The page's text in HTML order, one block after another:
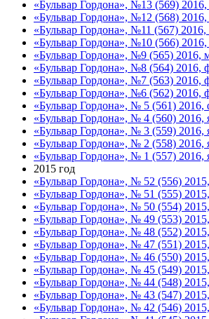
«Бульвар Гордона», №13 (569) 2016,
«Бульвар Гордона», №12 (568) 2016,
«Бульвар Гордона», №11 (567) 2016,
«Бульвар Гордона», №10 (566) 2016,
«Бульвар Гордона», №9 (565) 2016,
«Бульвар Гордона», №8 (564) 2016,
«Бульвар Гордона», №7 (563) 2016,
«Бульвар Гордона», №6 (562) 2016,
«Бульвар Гордона», № 5 (561) 2016,
«Бульвар Гордона», № 4 (560) 2016,
«Бульвар Гордона», № 3 (559) 2016,
«Бульвар Гордона», № 2 (558) 2016,
«Бульвар Гордона», № 1 (557) 2016,
2015 год
«Бульвар Гордона», № 52 (556)
«Бульвар Гордона», № 51 (555)
«Бульвар Гордона», № 50 (554)
«Бульвар Гордона», № 49 (553)
«Бульвар Гордона», № 48 (552)
«Бульвар Гордона», № 47 (551)
«Бульвар Гордона», № 46 (550)
«Бульвар Гордона», № 45 (549)
«Бульвар Гордона», № 44 (548)
«Бульвар Гордона», № 43 (547)
«Бульвар Гордона», № 42 (546)